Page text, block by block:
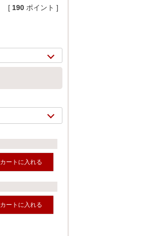
[ 190 ポイント ]
カートに入れる
カートに入れる